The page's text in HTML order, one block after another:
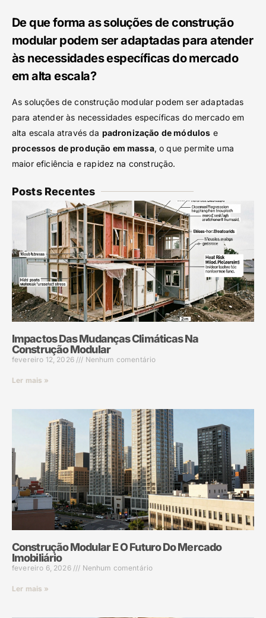
De que forma as soluções de construção
modular podem ser adaptadas para atender
às necessidades específicas do mercado
em alta escala?
As soluções de construção modular podem ser adaptadas
para atender às necessidades específicas do mercado em
alta escala através da padronização de módulos e
processos de produção em massa, o que permite uma
maior eficiência e rapidez na construção.
Posts Recentes
Impactos Das Mudanças Climáticas Na
Construção Modular
fevereiro 12, 2026 Nenhum comentário
Ler mais »
Construção Modular E O Futuro Do Mercado
Imobiliário
fevereiro 6, 2026 Nenhum comentário
Ler mais »